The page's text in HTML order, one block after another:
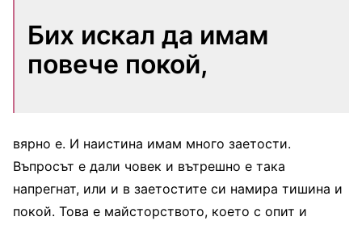
Бих искал да имам
повече покой,
вярно е. И наистина имам много заетости.
Въпросът е дали човек и вътрешно е така
напрегнат, или и в заетостите си намира тишина и
покой. Това е майсторството, което с опит и